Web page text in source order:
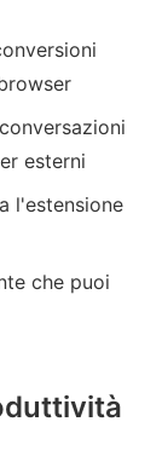
esterni
l'estensione
che puoi